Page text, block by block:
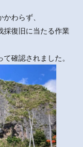
わらず、
採復旧に当たる作業
確認されました。